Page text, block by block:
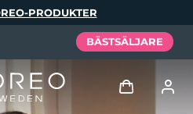
PRODUKTER
BÄSTSÄLJARE